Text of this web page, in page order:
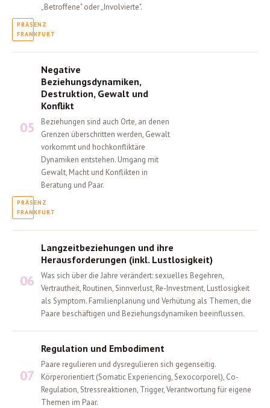
„Betroffene" oder „Involvierte".
05
Negative
Beziehungsdynamiken,
Destruktion, Gewalt und
Konflikt
Beziehungen sind auch Orte, an denen
Grenzen überschritten werden, Gewalt
vorkommt und hochkonfliktäre
Dynamiken entstehen. Umgang mit
Gewalt, Macht und Konflikten in
Beratung und Paar.
06
Langzeitbeziehungen und ihre
Herausforderungen (inkl. Lustlosigkeit)
Was sich über die Jahre verändert: sexuelles Begehren,
Vertrautheit, Routinen, Sinnverlust, Re-Investment, Lustlosigkeit
als Symptom. Familienplanung und Verhütung als Themen, die
Paare beschäftigen und Beziehungsdynamiken beeinflussen.
07
Regulation und Embodiment
Paare regulieren und dysregulieren sich gegenseitig.
Körperorientiert (Somatic Experiencing, Sexocorporel), Co-
Regulation, Stressreaktionen, Trigger, Verantwortung für eigene
Themen im Paar.